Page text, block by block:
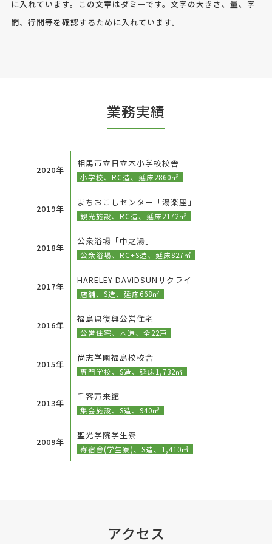
に入れています。この文章はダミーです。文字の大きさ、量、字
間、行間等を確認するために入れています。
業務実績
2020年
相馬市立日立木小学校校舎
小学校、RC造、延床2860㎡
2019年
まちおこしセンター「湯楽座」
観光施設、RC造、延床2172㎡
2018年
公衆浴場「中之湯」
公衆浴場、RC+S造、延床827㎡
2017年
HARELEY-DAVIDSUNサクライ
店舗、S造、延床668㎡
2016年
福島県復興公営住宅
公営住宅、木造、全22戸
2015年
尚志学園福島校校舎
専門学校、S造、延床1,732㎡
2013年
千客万来館
集会施設、S造、940㎡
2009年
聖光学院学生寮
寄宿舎(学生寮)、S造、1,410㎡
アクセス